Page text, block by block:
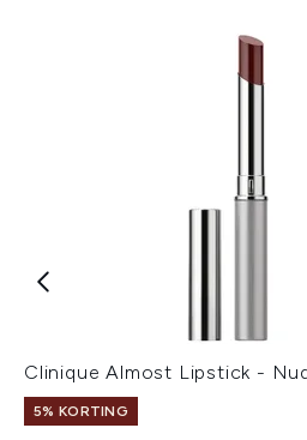
Clinique Almost Lipstick -
5% KORTING